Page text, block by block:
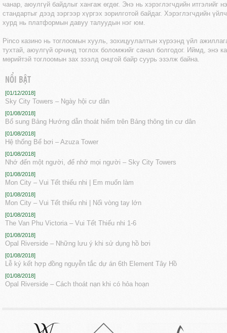
чанар, аюулгүй байдлыг хангаж өгдөг. Энэ нь хэрэглэгчдийн итгэлийг
стандартыг дээд зэргээр хүргэх зорилготой байдаг. Хэрэглэгчдийн
хурд нь платформын давуу талуудын нэг юм.
Pinco казино нь тоглоомын хууль, зохицуулалтын хүрээнд үйл
тухтай, аюулгүй орчинд тоглох боломжийг санал болгодог. Иймд, энэ
мөрийтэй тоглоомын зах зээлд онцгой байр суурь эзэлж байна.
NỔI BẬT
[01/12/2018]
Sky City Towers – Ngày hội cư dân
[01/08/2018]
Bổ sung Bảng Hướng dẫn thoát hiểm trên Bảng thông tin cư dân
[01/08/2018]
Hệ thống Bể bơi – Azuza Tower
[01/08/2018]
Nhớ đến một người, để nhớ mọi người – Sky City Towers
[01/08/2018]
Mon City – Vui Tết thiếu nhi | Em muốn làm
[01/08/2018]
Mon City – Vui Tết thiếu nhi | Nối vòng tay lớn
[01/08/2018]
The Van Phu Victoria – Vui Tết Thiếu nhi 1-6
[01/08/2018]
Opal Riverside – Những lưu ý khi sử dụng hồ bơi
[01/08/2018]
Lễ ký kết hợp đồng nguyễn tắc dự án 6th Element Tây Hồ
[01/08/2018]
Opal Riverside – Cách thoát nạn khi có hỏa hoạn